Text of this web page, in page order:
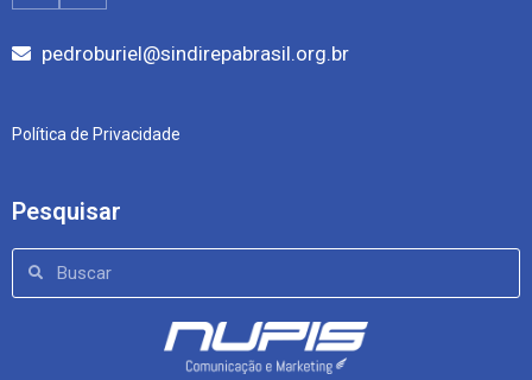
pedroburiel@sindirepabrasil.org.br
Política de Privacidade
Pesquisar